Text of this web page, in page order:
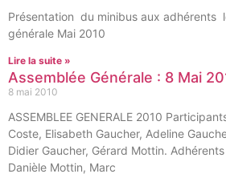
Présentation du minibus aux adhérents
générale Mai 2010
Lire la suite »
Assemblée Générale : 8 Mai
8 mai 2010
ASSEMBLEE GENERALE 2010
Coste, Elisabeth Gaucher, Adeline
Didier Gaucher, Gérard Mottin.
Danièle Mottin, Marc